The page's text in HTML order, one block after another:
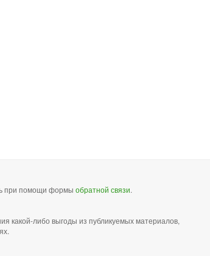
при помощи формы обратной связи.
какой-либо выгоды из публикуемых материалов,